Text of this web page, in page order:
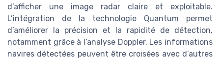
d’afficher une image radar claire et exploitable.
L’intégration de la technologie Quantum permet
d’améliorer la précision et la rapidité de détection,
notamment grâce à l’analyse Doppler. Les informations
navires détectées peuvent être croisées avec d’autres